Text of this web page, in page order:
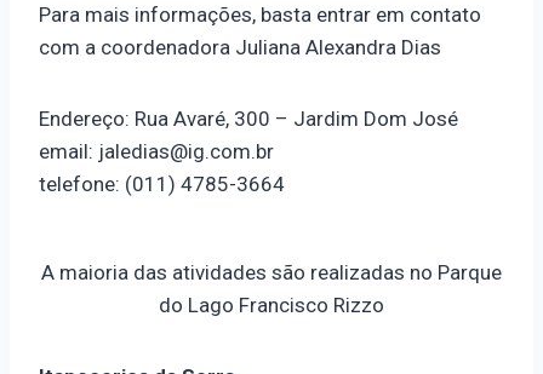
Para mais informações, basta entrar em contato
com a coordenadora Juliana Alexandra Dias
Endereço: Rua Avaré, 300 – Jardim Dom José
email: jaledias@ig.com.br
telefone: (011) 4785-3664
A maioria das atividades são realizadas no Parque
do Lago Francisco Rizzo